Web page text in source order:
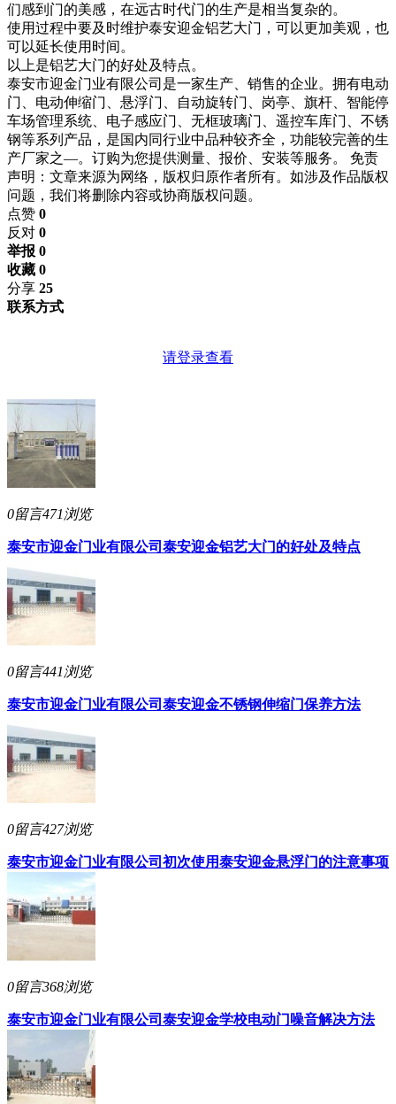
们感到门的美感，在远古时代门的生产是相当复杂的。
使用过程中要及时维护泰安迎金铝艺大门，可以更加美观，也
可以延长使用时间。
以上是铝艺大门的好处及特点。
泰安市迎金门业有限公司是一家生产、销售的企业。拥有电动
门、电动伸缩门、悬浮门、自动旋转门、岗亭、旗杆、智能停
车场管理系统、电子感应门、无框玻璃门、遥控车库门、不锈
钢等系列产品，是国内同行业中品种较齐全，功能较完善的生
产厂家之—。订购为您提供测量、报价、安装等服务。 免责
声明：文章来源为网络，版权归原作者所有。如涉及作品版权
问题，我们将删除内容或协商版权问题。
点赞 0
反对 0
举报 0
收藏 0
分享 25
联系方式
请登录查看
0留言471浏览
泰安市迎金门业有限公司 泰安迎金铝艺大门的好处及特点
0留言441浏览
泰安市迎金门业有限公司 泰安迎金不锈钢伸缩门保养方法
0留言427浏览
泰安市迎金门业有限公司 初次使用泰安迎金悬浮门的注意事项
0留言368浏览
泰安市迎金门业有限公司 泰安迎金学校电动门噪音解决方法